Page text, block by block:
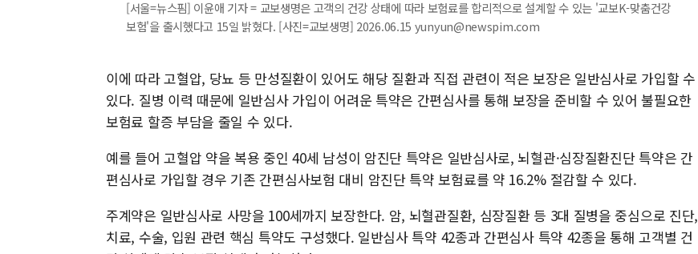
[서울=뉴스핌] 이윤애 기자 = 교보생명은 고객의 건강 상태에 따라 보험료를 합리적으로 설계할 수 있는 '교보K-맞춤건강
보험'을 출시했다고 15일 밝혔다. [사진=교보생명] 2026.06.15 yunyun@newspim.com
이에 따라 고혈압, 당뇨 등 만성질환이 있어도 해당 질환과 직접 관련이 적은 보장은 일반심사로 가입할 수
있다. 질병 이력 때문에 일반심사 가입이 어려운 특약은 간편심사를 통해 보장을 준비할 수 있어 불필요한
보험료 할증 부담을 줄일 수 있다.
예를 들어 고혈압 약을 복용 중인 40세 남성이 암진단 특약은 일반심사로, 뇌혈관·심장질환진단 특약은 간
편심사로 가입할 경우 기존 간편심사보험 대비 암진단 특약 보험료를 약 16.2% 절감할 수 있다.
주계약은 일반심사로 사망을 100세까지 보장한다. 암, 뇌혈관질환, 심장질환 등 3대 질병을 중심으로 진단,
치료, 수술, 입원 관련 핵심 특약도 구성했다. 일반심사 특약 42종과 간편심사 특약 42종을 통해 고객별 건